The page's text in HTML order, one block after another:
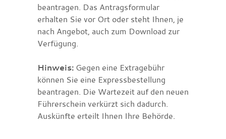
beantragen. Das Antragsformular
erhalten Sie vor Ort oder steht Ihnen, je
nach Angebot, auch zum Download zur
Verfügung.
Hinweis: Gegen eine Extragebühr
können Sie eine Expressbestellung
beantragen. Die Wartezeit auf den neuen
Führerschein verkürzt sich dadurch.
Auskünfte erteilt Ihnen Ihre Behörde.